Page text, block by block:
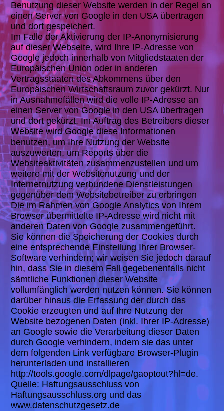
Benutzung dieser Website werden in der Regel an
einen Server von Google in den USA übertragen
und dort gespeichert.
Im Falle der Aktivierung der IP-Anonymisierung
auf dieser Webseite, wird Ihre IP-Adresse von
Google jedoch innerhalb von Mitgliedstaaten der
Europäischen Union oder in anderen
Vertragsstaaten des Abkommens über den
Europäischen Wirtschaftsraum zuvor gekürzt. Nur
in Ausnahmefällen wird die volle IP-Adresse an
einen Server von Google in den USA übertragen
und dort gekürzt. Im Auftrag des Betreibers dieser
Website wird Google diese Informationen
benutzen, um Ihre Nutzung der Website
auszuwerten, um Reports über die
Websiteaktivitäten zusammenzustellen und um
weitere mit der Websitenutzung und der
Internetnutzung verbundene Dienstleistungen
gegenüber dem Websitebetreiber zu erbringen
Die im Rahmen von Google Analytics von Ihrem
Browser übermittelte IP-Adresse wird nicht mit
anderen Daten von Google zusammengeführt.
Sie können die Speicherung der Cookies durch
eine entsprechende Einstellung Ihrer Browser-
Software verhindern; wir weisen Sie jedoch darauf
hin, dass Sie in diesem Fall gegebenenfalls nicht
sämtliche Funktionen dieser Website
vollumfänglich werden nutzen können. Sie können
darüber hinaus die Erfassung der durch das
Cookie erzeugten und auf Ihre Nutzung der
Website bezogenen Daten (inkl. Ihrer IP-Adresse)
an Google sowie die Verarbeitung dieser Daten
durch Google verhindern, indem sie das unter
dem folgenden Link verfügbare Browser-Plugin
herunterladen und installieren
http://tools.google.com/dlpage/gaoptout?hl=de.
Quelle: Haftungsausschluss von
Haftungsausschluss.org und das
www.datenschutzgesetz.de